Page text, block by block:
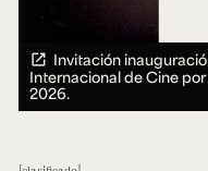
Invitación
Internacional de Cine
2026.